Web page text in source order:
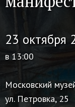
23 октября
в 13:00
Московский
ул. Петровка, 25